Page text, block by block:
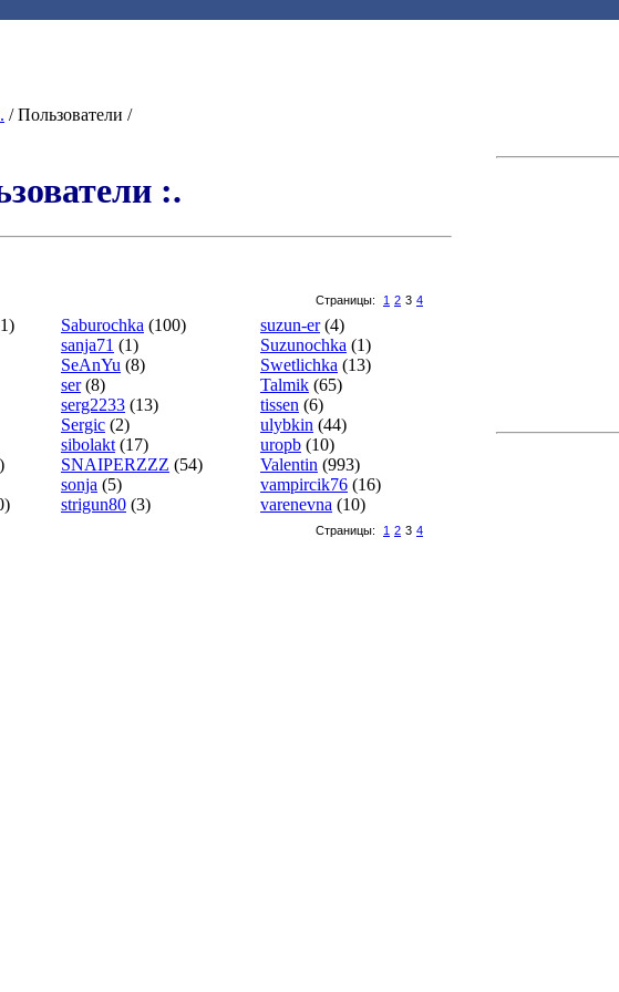
/ Пользователи /
:.
Страницы: 1 2 3 4
Saburochka (100)
sanja71 (1)
SeAnYu (8)
ser(8)
serg2233 (13)
Sergic (2)
sibolakt (17)
SNAIPERZZZ (54)
sonja (5)
strigun80 (3)
suzun-er(4)
Suzunochka (1)
Swetlichka (13)
Talmik (65)
tissen (6)
ulybkin (44)
uropb (10)
Valentin (993)
vampircik76 (16)
varenevna (10)
Страницы: 1 2 3 4